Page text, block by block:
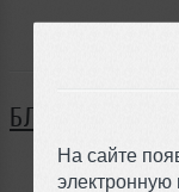
На сайте
электронную
БЛОГ